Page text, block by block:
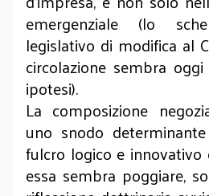
emergenziale (lo
legislativo di modifica al
circolazione sembra
ipotesi).
La composizione
uno snodo
fulcro logico e innovativo
essa sembra poggiare,